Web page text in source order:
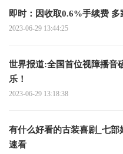
即时：因收取0.6%手续费
2023-06-29 13:44:25
世界报道:全国首位视障播音
乐！
2023-06-29 13:18:38
有什么好看的古装喜剧_七
速看